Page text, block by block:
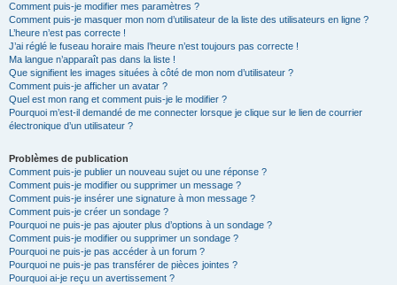
Comment puis-je modifier mes paramètres ?
Comment puis-je masquer mon nom d’utilisateur de la liste des utilisateurs en ligne ?
L’heure n’est pas correcte !
J’ai réglé le fuseau horaire mais l’heure n’est toujours pas correcte !
Ma langue n’apparaît pas dans la liste !
Que signifient les images situées à côté de mon nom d’utilisateur ?
Comment puis-je afficher un avatar ?
Quel est mon rang et comment puis-je le modifier ?
Pourquoi m’est-il demandé de me connecter lorsque je clique sur le lien de courrier
électronique d’un utilisateur ?
Problèmes de publication
Comment puis-je publier un nouveau sujet ou une réponse ?
Comment puis-je modifier ou supprimer un message ?
Comment puis-je insérer une signature à mon message ?
Comment puis-je créer un sondage ?
Pourquoi ne puis-je pas ajouter plus d’options à un sondage ?
Comment puis-je modifier ou supprimer un sondage ?
Pourquoi ne puis-je pas accéder à un forum ?
Pourquoi ne puis-je pas transférer de pièces jointes ?
Pourquoi ai-je reçu un avertissement ?